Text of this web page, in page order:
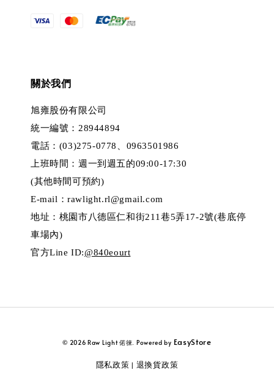
關於我們
旭雍股份有限公司
統一編號：28944894
電話：(03)275-0778、0963501986
上班時間：週一到週五的09:00-17:30
(其他時間可預約)
E-mail：rawlight.rl@gmail.com
地址：桃園市八德區仁和街211巷5弄17-2號(巷底停
車場內)
官方Line ID:@840eourt
© 2026 Raw Light 偌徠. Powered by EasyStore
隱私政策 | 退換貨政策